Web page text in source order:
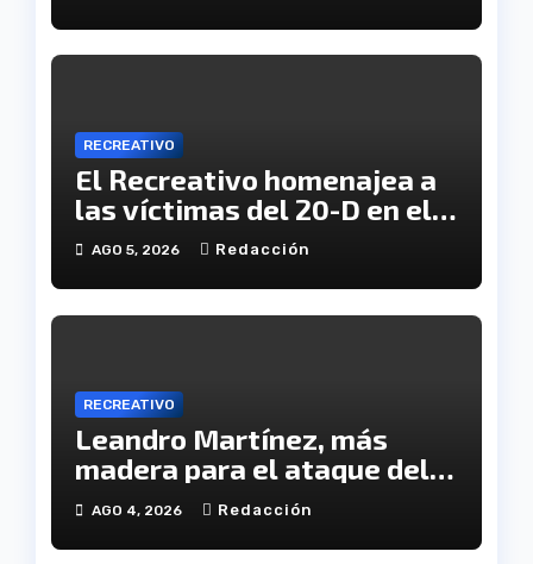
RECREATIVO
El Recreativo homenajea a
las víctimas del 20-D en el
XX aniversario de la
AGO 5, 2026 Redacción
RECREATIVO
Leandro Martínez, más
madera para el ataque del
Decano
AGO 4, 2026 Redacción